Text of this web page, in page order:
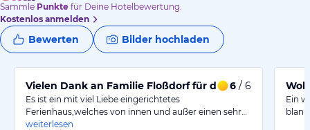
Sammle Punkte für Deine Hotelbewertung.
Kostenlos anmelden
Bewerten Bilder hochladen
Vielen Dank an Familie Floßdorf für das tolle Haus
6 / 6
Es ist ein mit viel Liebe eingerichtetes
Ferienhaus,welches von innen und außer einen sehr…
weiterlesen
Ein